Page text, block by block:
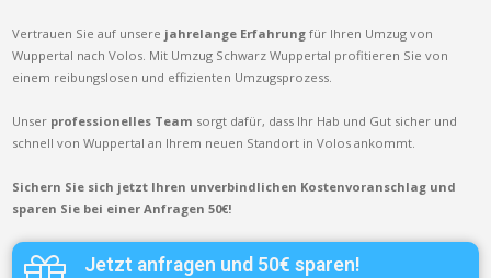
Vertrauen Sie auf unsere jahrelange Erfahrung für Ihren Umzug von
Wuppertal nach Volos. Mit Umzug Schwarz Wuppertal profitieren Sie von
einem reibungslosen und effizienten Umzugsprozess.
Unser professionelles Team sorgt dafür, dass Ihr Hab und Gut sicher und
schnell von Wuppertal an Ihrem neuen Standort in Volos ankommt.
Sichern Sie sich jetzt Ihren unverbindlichen Kostenvoranschlag und
sparen Sie bei einer Anfragen 50€!
Jetzt anfragen und 50€ sparen!